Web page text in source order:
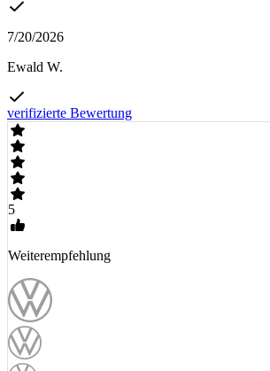
7/20/2026
Ewald W.
verifizierte Bewertung
5
Weiterempfehlung